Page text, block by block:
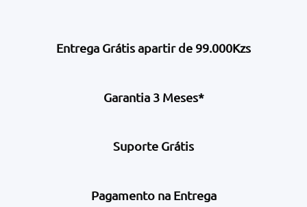
Entrega Grátis apartir de 99.000Kzs
Garantia 3 Meses*
Suporte Grátis
Pagamento na Entrega